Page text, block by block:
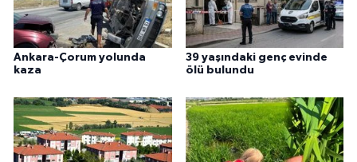
Ankara-Çorum yolunda
kaza
39 yaşındaki genç evinde
ölü bulundu